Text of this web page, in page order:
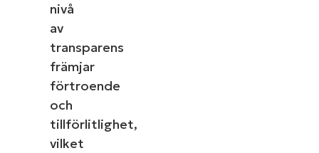
nivå
av
transparens
främjar
förtroende
och
tillförlitlighet,
vilket